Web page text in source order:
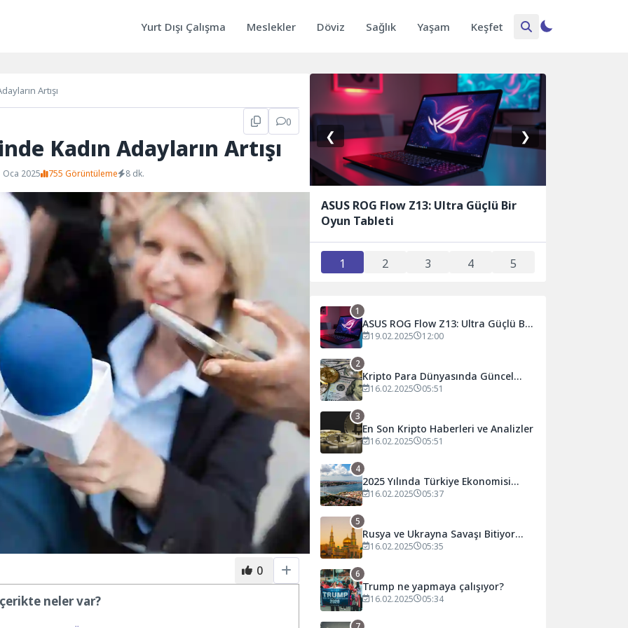
Yurt Dışı Çalışma Meslekler Döviz Sağlık Yaşam Keşfet
Artışı
0
Kadın Adayların Artışı
2025 755 Görüntüleme 8 dk.
0
neler var?
ASUS ROG Flow Z13: Ultra Güçlü Bir
Oyun Tableti
❮ ❯
1 2 3 4 5
1
ASUS ROG Flow Z13: Ultra Güçlü Bir
Oyun Tableti
19.02.2025 12:00
2
Kripto Para Dünyasında Güncel
Gelişmeler
16.02.2025 05:51
3
En Son Kripto Haberleri ve Analizler
16.02.2025 05:51
4
2025 Yılında Türkiye Ekonomisi
Nasıl Şekillenecek?
16.02.2025 05:37
5
Rusya ve Ukrayna Savaşı Bitiyor
mu?
16.02.2025 05:35
6
Trump ne yapmaya çalışıyor?
16.02.2025 05:34